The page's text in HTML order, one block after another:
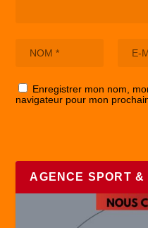
Enregistrer mon nom,
navigateur pour mon
AGENCE SPORT &